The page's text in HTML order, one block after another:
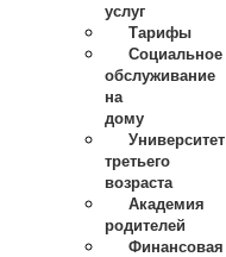
услуг
Тарифы
Социальное
обслуживание
на
дому
Университет
третьего
возраста
Академия
родителей
Финансовая